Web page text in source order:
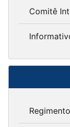
Comitê